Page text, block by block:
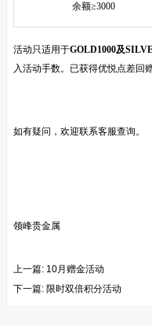
余额≥3000
活动只适用于GOLD1000及
入活动手数。已获得优悦点差回
如有疑问，欢迎联系客服查询。
领峰贵金属
上一篇: 10月赠金活动
下一篇: 限时双倍积分活动